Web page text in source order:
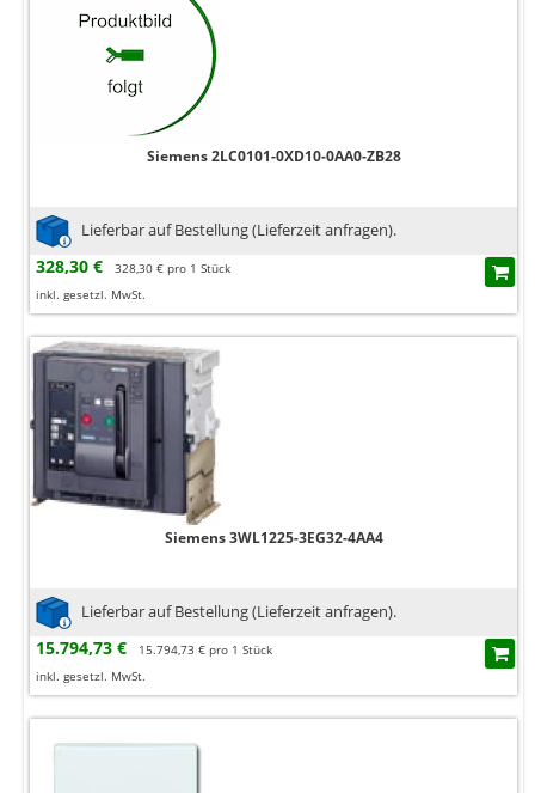
Siemens 2LC0101-0XD10-0AA0-ZB28
Lieferbar auf Bestellung (Lieferzeit anfragen).
328,30 €
328,30 € pro 1 Stück
inkl. gesetzl. MwSt.
Siemens 3WL1225-3EG32-4AA4
Lieferbar auf Bestellung (Lieferzeit anfragen).
15.794,73 €
15.794,73 € pro 1 Stück
inkl. gesetzl. MwSt.